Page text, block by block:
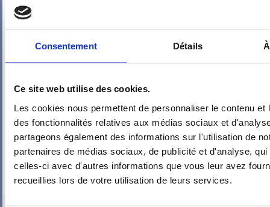
Consentement Détails
Ce site web utilise des cookies.
Les cookies nous permettent de personnaliser le contenu et
des fonctionnalités relatives aux médias sociaux et
partageons également des informations sur l'utilisation de
partenaires de médias sociaux, de publicité et d'analyse,
celles-ci avec d'autres informations que vous leur avez
recueillies lors de votre utilisation de leurs services.